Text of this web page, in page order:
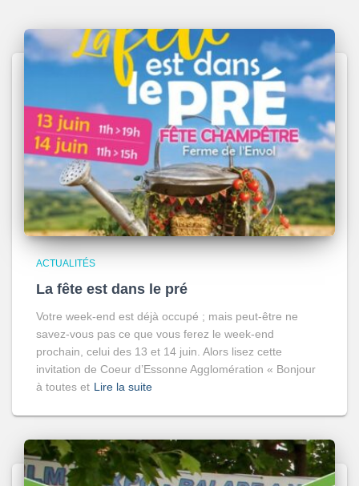
ACTUALITÉS
La fête est dans le pré
Votre week-end est déjà occupé ; mais peut-être ne
savez-vous pas ce que vous ferez le week-end
prochain, celui des 13 et 14 juin. Alors lisez cette
invitation de Coeur d’Essonne Agglomération « Bonjour
à toutes et Lire la suite